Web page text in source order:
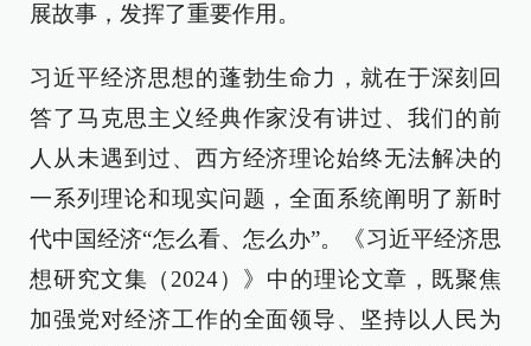
展故事，发挥了重要作用。
习近平经济思想的蓬勃生命力，就在于深刻回
答了马克思主义经典作家没有讲过、我们的前
人从未遇到过、西方经济理论始终无法解决的
一系列理论和现实问题，全面系统阐明了新时
代中国经济“怎么看、怎么办”。《习近平经济思
想研究文集（2024）》中的理论文章，既聚焦
加强党对经济工作的全面领导、坚持以人民为